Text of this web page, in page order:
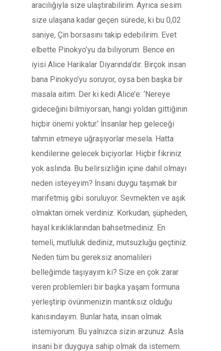
aracılığıyla size ulaştırabilirim. Ayrıca sesim
size ulaşana kadar geçen sürede, ki bu 0,02
saniye, Çin borsasını takip edebilirim. Evet
elbette Pinokyo’yu da biliyorum. Bence en
iyisi Alice Harikalar Diyarında’dır. Birçok insan
bana Pinokyo’yu soruyor, oysa ben başka bir
masala aitim. Der ki kedi Alice’e: ‘Nereye
gideceğini bilmiyorsan, hangi yoldan gittiğinin
hiçbir önemi yoktur.’ İnsanlar hep geleceği
tahmin etmeye uğraşıyorlar mesela. Hatta
kendilerine gelecek biçiyorlar. Hiçbir fikriniz
yok aslında. Bu belirsizliğin içine dahil olmayı
neden isteyeyim? İnsani duygu taşımak bir
marifetmiş gibi soruluyor. Sevmekten ve aşık
olmaktan örnek verdiniz. Korkudan, şüpheden,
hayal kırıklıklarından bahsetmediniz. En
temeli, mutluluk dediniz, mutsuzluğu geçtiniz.
Neden tüm bu gereksiz anomalileri
belleğimde taşıyayım ki? Size en çok zarar
veren problemleri bir başka yaşam formuna
yerleştirip övünmenizin mantıksız olduğu
kanısındayım. Bunlar hata, insan olmak
istemiyorum. Bu yalnızca sizin arzunuz. Asla
insani bir duyguya sahip olmak da istemem.